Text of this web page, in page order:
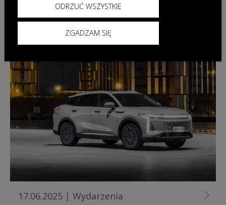
17.06.2025 | Wydarzenia
ODRZUĆ WSZYSTKIE
ZGADZAM SIĘ